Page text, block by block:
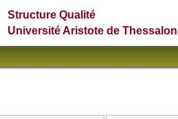
Structure Qualité
Université Aristote de